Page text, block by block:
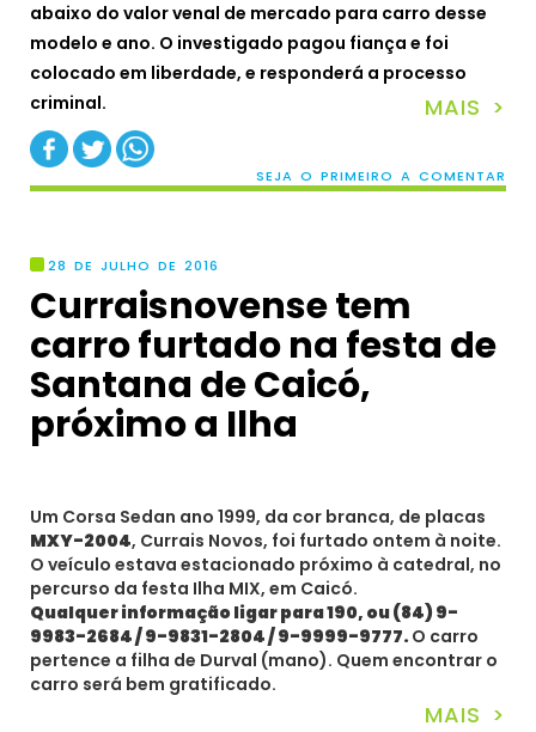
abaixo do valor venal de mercado para carro desse
modelo e ano. O investigado pagou fiança e foi
colocado em liberdade, e responderá a processo
criminal.
MAIS >
SEJA O PRIMEIRO A COMENTAR
28 DE JULHO DE 2016
Curraisnovense tem
carro furtado na festa de
Santana de Caicó,
próximo a Ilha
Um Corsa Sedan ano 1999, da cor branca, de placas
MXY-2004, Currais Novos, foi furtado ontem à noite.
O veículo estava estacionado próximo à catedral, no
percurso da festa Ilha MIX, em Caicó.
Qualquer informação ligar para 190, ou (84) 9-
9983-2684 / 9-9831-2804 / 9-9999-9777. O carro
pertence a filha de Durval (mano). Quem encontrar o
carro será bem gratificado.
MAIS >